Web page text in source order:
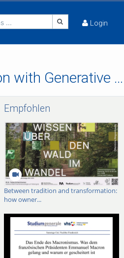
... Login
Real2Gen: Imitation Learning from a Single Human Demonstration with Generative Foundational Models
Empfohlen
Between tradition and transformation:
how owner...